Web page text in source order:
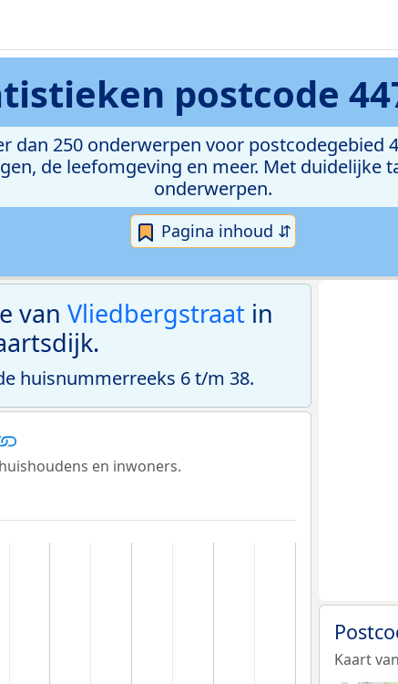
postcode
dan 250 onderwerpen voor postcodegebied
de leefomgeving en meer. Met duidelijke
onderwerpen.
Pagina inhoud ⇵
van Vliedbergstraatin
huisnummerreeks 6 t/m 38.
en inwoners.
Kaart